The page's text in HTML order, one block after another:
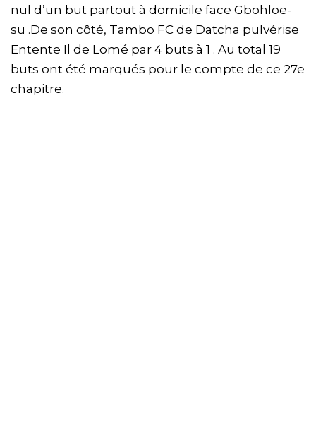
nul d’un but partout à domicile face Gbohloe-
su .De son côté, Tambo FC de Datcha pulvérise
Entente Il de Lomé par 4 buts à 1 . Au total 19
buts ont été marqués pour le compte de ce 27e
chapitre.